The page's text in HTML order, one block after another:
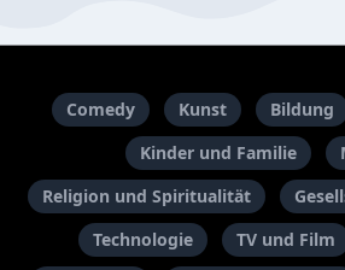
Comedy Kunst Bildung
Kinder und Familie
Religion und Spiritualität
Technologie
TV und Film